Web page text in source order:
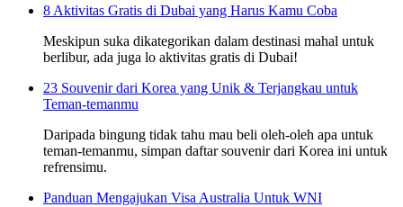
8 Aktivitas Gratis di Dubai yang Harus Kamu Coba
Meskipun suka dikategorikan dalam destinasi mahal untuk
berlibur, ada juga lo aktivitas gratis di Dubai!
23 Souvenir dari Korea yang Unik & Terjangkau untuk
Teman-temanmu
Daripada bingung tidak tahu mau beli oleh-oleh apa untuk
teman-temanmu, simpan daftar souvenir dari Korea ini untuk
refrensimu.
Panduan Mengajukan Visa Australia Untuk WNI